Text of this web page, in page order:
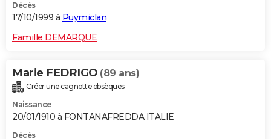
Décès
17/10/1999 à Puymiclan
Famille DEMARQUE
Marie FEDRIGO (89 ans)
Créer une cagnotte obsèques
Naissance
20/01/1910 à FONTANAFREDDA ITALIE
Décès